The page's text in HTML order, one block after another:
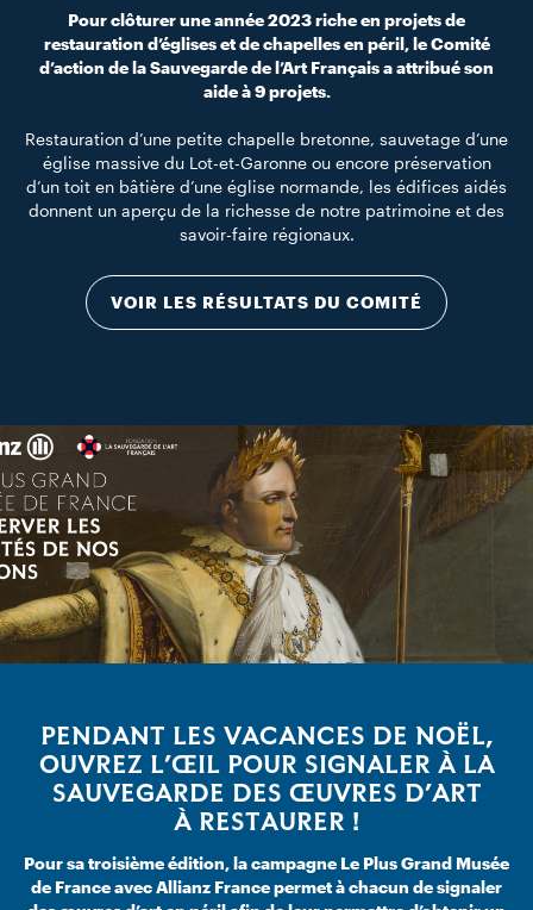
Pour clôturer une année 2023 riche en projets de
restauration d’églises et de chapelles en péril, le Comité
d’action de la Sauvegarde de l’Art Français a attribué son
aide à 9 projets.
Restauration d’une petite chapelle bretonne, sauvetage d’une
église massive du Lot-et-Garonne ou encore préservation
d’un toit en bâtière d’une église normande, les édifices aidés
donnent un aperçu de la richesse de notre patrimoine et des
savoir-faire régionaux.
VOIR LES RÉSULTATS DU COMITÉ
PENDANT LES VACANCES DE NOËL,
OUVREZ L’ŒIL POUR SIGNALER À LA
SAUVEGARDE DES ŒUVRES D’ART
À RESTAURER !
Pour sa troisième édition, la campagne Le Plus Grand Musée
de France avec Allianz France permet à chacun de signaler